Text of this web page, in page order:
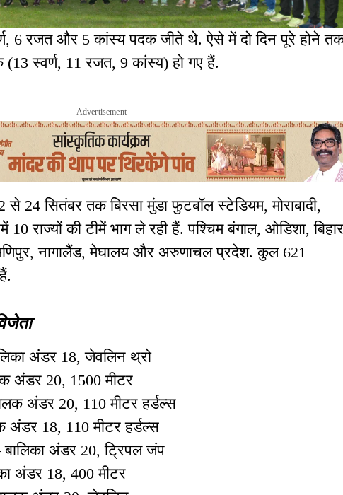
6 रजत और 5 कांस्य पदक जीते थे. ऐसे में दो दिन पूरे होने
स्वर्ण, 11 रजत, 9 कांस्य) हो गए हैं.
Advertisement
से 24 सितंबर तक बिरसा मुंडा फुटबॉल स्टेडियम, मोराबादी,
10 राज्यों की टीमें भाग ले रही हैं. पश्चिम बंगाल, ओडिशा,
नागालैंड, मेघालय और अरुणाचल प्रदेश. कुल 621
अंडर 18, जेवलिन थ्रो
अंडर 20, 1500 मीटर
अंडर 20, 110 मीटर हर्डल्स
अंडर 18, 110 मीटर हर्डल्स
बालिका अंडर 20, ट्रिपल जंप
अंडर 18, 400 मीटर